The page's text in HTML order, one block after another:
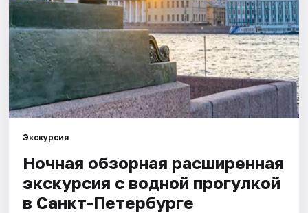
Экскурсии
Спорт
События
Города
Площадки
Экскурсия
Ночная обзорная расширенная
экскурсия с водной прогулкой
в Санкт-Петербурге